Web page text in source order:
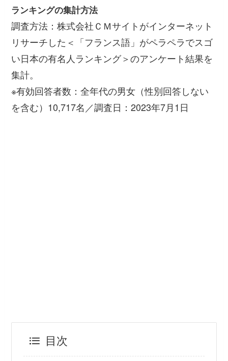
ランキングの集計方法
調査方法：株式会社ＣＭサイトがインターネット
リサーチした＜「フランス語」がペラペラでスゴ
い日本の有名人ランキング＞のアンケート結果を
集計。
※有効回答者数：全年代の男女（性別回答しない
を含む）10,717名／調査日：2023年7月1日
目次